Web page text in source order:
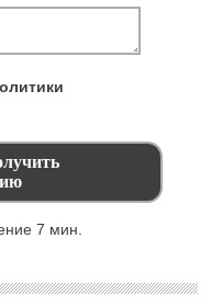
7 мин.